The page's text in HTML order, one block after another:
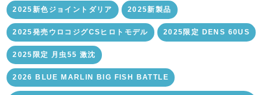
2025新色ジョイントダリア 2025新製品
2025発売ウロコジグCSヒロトモデル 2025限定 DENS 60US
2025限定 月虫55 激沈
2026 BLUE MARLIN BIG FISH BATTLE